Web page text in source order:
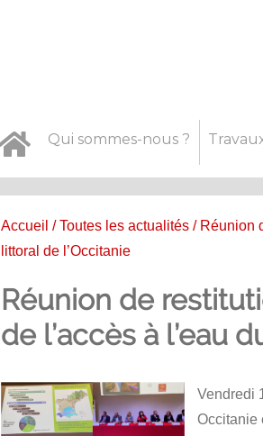
Qui sommes-nous ?
Accueil /Toutes les actualités/ Réunion
littoral de l’Occitanie
Réunion de
de l’accès à l’eau
Vendredi
Occitanie